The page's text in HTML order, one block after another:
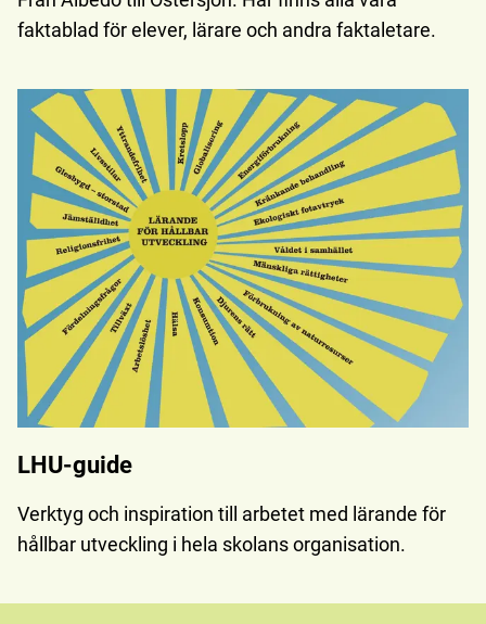
faktablad för elever, lärare och andra faktaletare.
LHU-guide
Verktyg och inspiration till arbetet med lärande för
hållbar utveckling i hela skolans organisation.